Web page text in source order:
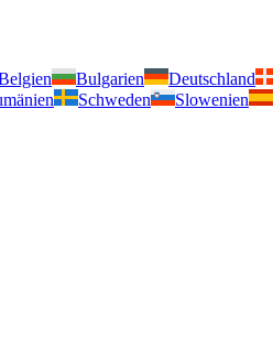
Bulgarien Deutschland
Schweden Slowenien